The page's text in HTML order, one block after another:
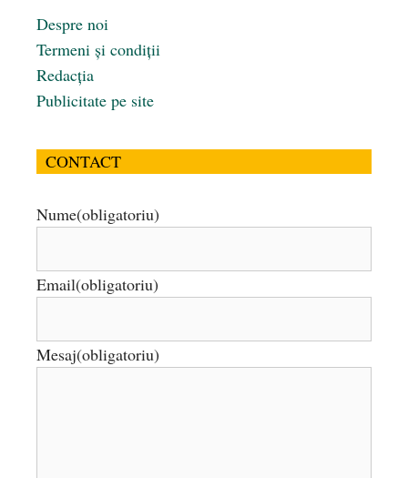
Despre noi
Termeni și condiții
Redacția
Publicitate pe site
CONTACT
Nume(obligatoriu)
Email(obligatoriu)
Mesaj(obligatoriu)